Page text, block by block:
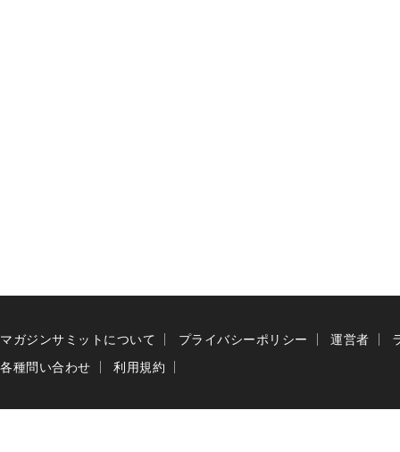
マガジンサミットについて プライバシーポリシー 運営者
各種問い合わせ
利用規約